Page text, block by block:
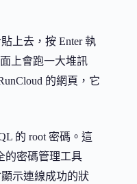
上去，按 Enter 執
上會跑一大堆訊
的網頁，它
的 root 密碼。這
的密碼管理工具
示連線成功的狀